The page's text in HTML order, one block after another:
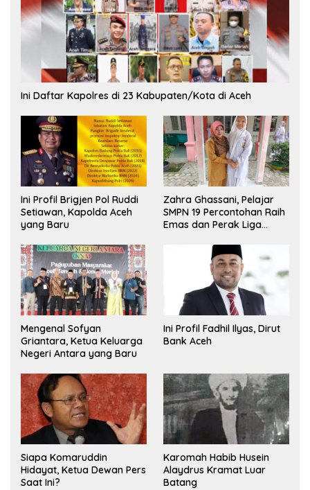
Ini Daftar Kapolres di 23 Kabupaten/Kota di Aceh
Ini Profil Brigjen Pol Ruddi
Setiawan, Kapolda Aceh
yang Baru
Zahra Ghassani, Pelajar
SMPN 19 Percontohan Raih
Emas dan Perak Liga
Mengenal Sofyan
Griantara, Ketua Keluarga
Negeri Antara yang Baru
Ini Profil Fadhil Ilyas, Dirut
Bank Aceh
Siapa Komaruddin
Hidayat, Ketua Dewan Pers
Saat Ini?
Karomah Habib Husein
Alaydrus Kramat Luar
Batang